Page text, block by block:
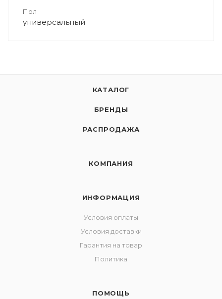
Пол
универсальный
КАТАЛОГ
БРЕНДЫ
РАСПРОДАЖА
КОМПАНИЯ
ИНФОРМАЦИЯ
Условия оплаты
Условия доставки
Гарантия на товар
Политика
ПОМОЩЬ